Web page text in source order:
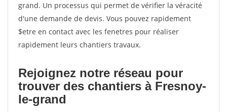
grand. Un processus qui permet de vérifier la véracité
d'une demande de devis. Vous pouvez rapidement
$etre en contact avec les fenetres pour réaliser
rapidement leurs chantiers travaux.
Rejoignez notre réseau pour
trouver des chantiers à Fresnoy-
le-grand